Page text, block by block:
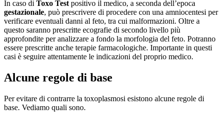
In caso di Toxo Test positivo il medico, a seconda dell’epoca
gestazionale, può prescrivere di procedere con una amniocentesi per
verificare eventuali danni al feto, tra cui malformazioni. Oltre a
questo saranno prescritte ecografie di secondo livello più
approfondite per analizzare a fondo la morfologia del feto. Potranno
essere prescritte anche terapie farmacologiche. Importante in questi
casi è seguire attentamente le indicazioni del proprio medico.
Alcune regole di base
Per evitare di contrarre la toxoplasmosi esistono alcune regole di
base. Vediamo quali sono.